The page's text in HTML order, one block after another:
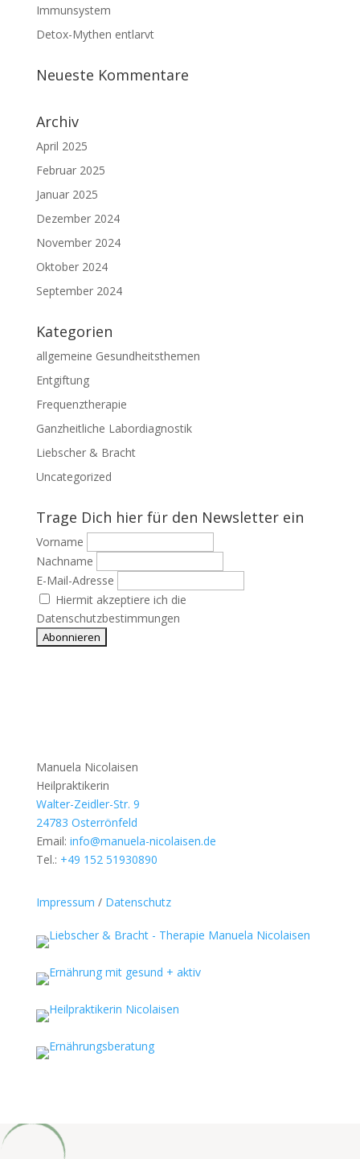
Immunsystem
Detox-Mythen entlarvt
Neueste Kommentare
Archiv
April 2025
Februar 2025
Januar 2025
Dezember 2024
November 2024
Oktober 2024
September 2024
Kategorien
allgemeine Gesundheitsthemen
Entgiftung
Frequenztherapie
Ganzheitliche Labordiagnostik
Liebscher & Bracht
Uncategorized
Trage Dich hier für den Newsletter ein
Vorname
Nachname
E-Mail-Adresse
Hiermit akzeptiere ich die
Datenschutzbestimmungen
Manuela Nicolaisen
Heilpraktikerin
Walter-Zeidler-Str. 9
24783 Osterrönfeld
Email: info@manuela-nicolaisen.de
Tel.: +49 152 51930890
Impressum / Datenschutz